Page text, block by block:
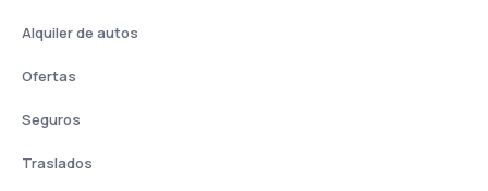
Alquiler de autos
Ofertas
Seguros
Traslados